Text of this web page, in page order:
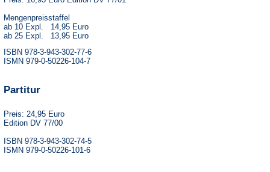
Mengenpreisstaffel
ab 10 Expl. 14,95 Euro
ab 25 Expl. 13,95 Euro
ISBN 978-3-943-302-77-6
ISMN 979-0-50226-104-7
Partitur
Preis: 24,95 Euro
Edition DV 77/00
ISBN 978-3-943-302-74-5
ISMN 979-0-50226-101-6